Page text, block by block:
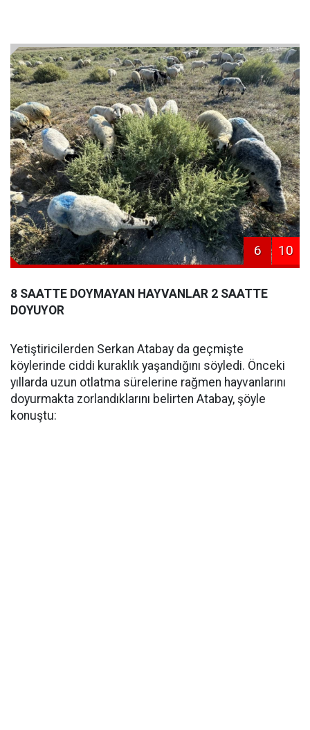
6 10
8 SAATTE DOYMAYAN HAYVANLAR 2 SAATTE
DOYUYOR
Yetiştiricilerden Serkan Atabay da geçmişte
köylerinde ciddi kuraklık yaşandığını söyledi. Önceki
yıllarda uzun otlatma sürelerine rağmen hayvanlarını
doyurmakta zorlandıklarını belirten Atabay, şöyle
konuştu: